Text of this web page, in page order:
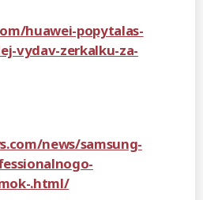
huawei-popytalas-
vydav-zerkalku-za-
news/samsung-
.html/